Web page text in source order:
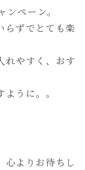
ペーン。
らずでとても楽
れやすく、おす
うに。。
心よりお待ちし